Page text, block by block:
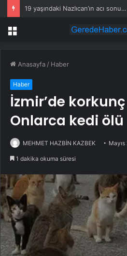
19 yaşındaki Nazlıcan’ın acı
Menü
Anasayfa / Haber
Haber
İzmir’de
Onlarca kedi
MEHMET HAZBİN KAZBEK
1 dakika okuma süresi